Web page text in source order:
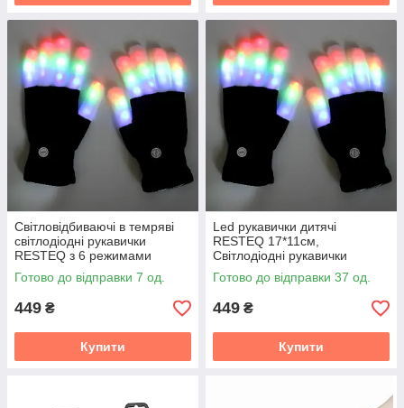
Світловідбиваючі в темряві
світлодіодні рукавички
RESTEQ з 6 режимами
миготіння — яскраві LED
рукавички для вечірок,
Готово до відправки 7 од.
449 ₴
Купити
Led рукавички дитячі
RESTEQ 17*11см,
Світлодіодні рукавички
різнокольорові, що світяться
у темряві, блимають 6
Готово до відправки 37 од.
449 ₴
Купити